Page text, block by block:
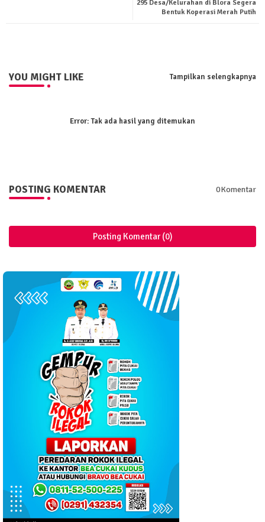
tsa
295 Desa/Kelurahan di Blora Segera
Bentuk Koperasi Merah Putih
YOU MIGHT LIKE Tampilkan selengkapnya
Error:Tak ada hasil yang ditemukan
POSTING KOMENTAR 0Komentar
Posting Komentar (0)